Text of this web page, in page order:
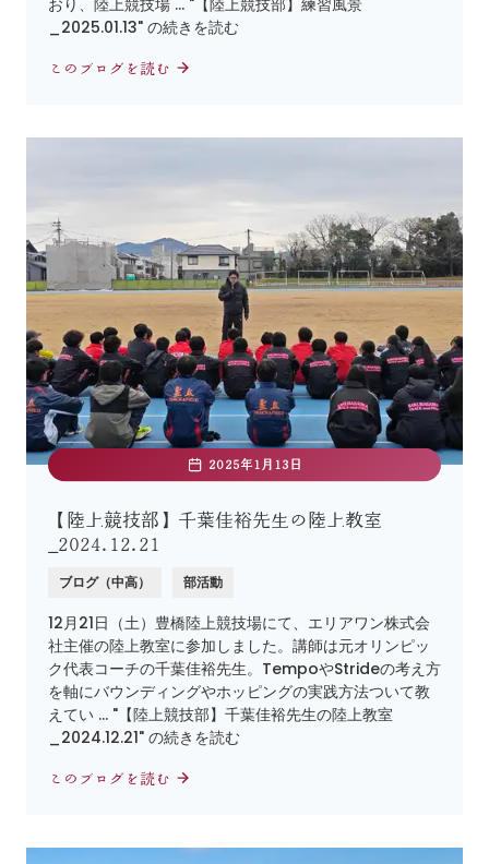
_2025.01.13" の続きを読む
このブログを読む
2025年1月13日
【陸上競技部】千葉佳裕先生の陸上教室
_2024.12.21
ブログ（中高） 部活動
12月21日（土）豊橋陸上競技場にて、エリアワン株式会
社主催の陸上教室に参加しました。講師は元オリンピッ
ク代表コーチの千葉佳裕先生。TempoやStrideの考え方
を軸にバウンディングやホッピングの実践方法ついて教
えてい … "【陸上競技部】千葉佳裕先生の陸上教室
_2024.12.21" の続きを読む
このブログを読む